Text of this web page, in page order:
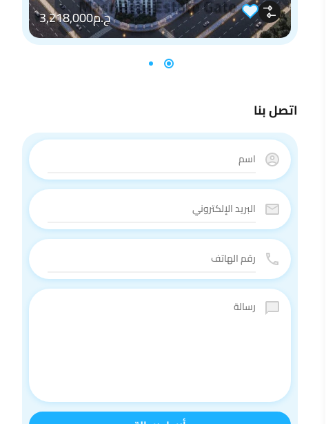
ج.م3,218,000
اتصل بنا